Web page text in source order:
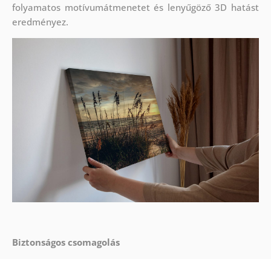
folyamatos motívumátmenetet és lenyűgöző 3D hatást
eredményez.
Biztonságos csomagolás